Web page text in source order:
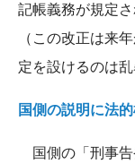
記帳義務が規定
（この改正は来
定を設けるのは乱
国側の説明に法
国側の「刑事告